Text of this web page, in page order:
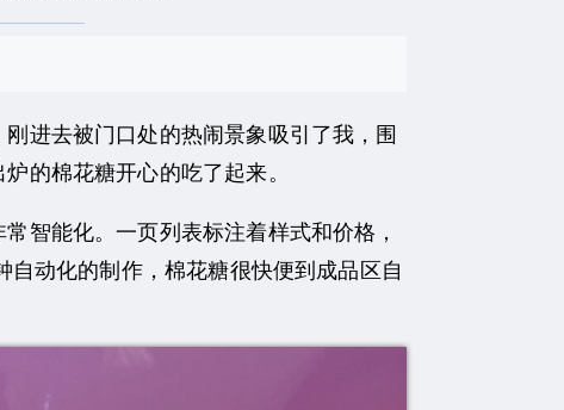
去被门口处的热闹景象吸引了我，围
的棉花糖开心的吃了起来。
能化。一页列表标注着样式和价格，
动化的制作，棉花糖很快便到成品区自